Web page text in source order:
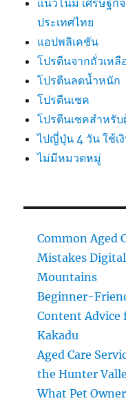
ประเทศไทย
แอปพลิเคชัน
โปรตีนจากถั่วเหลื
โปรตีนลดน้ำหนัก
โปรตีนเชค
โปรตีนเชคสำหรั
ไปญี่ปุ่น 4 วัน ใช้เ
ไม่มีหมวดหมู่
Common Aged
Mistakes
Mountains
Beginner-
Content Advice
Kakadu
Aged Care
the Hunter
What Pet